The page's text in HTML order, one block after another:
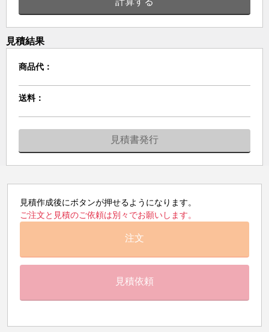
見積結果
商品代：
送料：
見積書発行
見積作成後にボタンが押せるようになります。
ご注文と見積のご依頼は別々でお願いします。
注文
見積依頼